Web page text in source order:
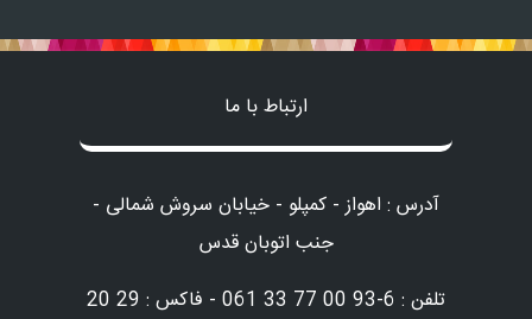
ارتباط با ما
آدرس : اهواز - کمپلو - خیابان سروش شمالی -
جنب اتوبان قدس
تلفن : 6-93 00 77 33 061 - فاکس : 29 20